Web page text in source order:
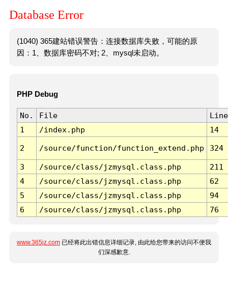
Database Error
(1040) 365建站错误警告：连接数据库失败，可能的原
因：1、数据库密码不对; 2、mysql未启动。
PHP Debug
No. File
Line
1
/index.php 14
2 /source/function/function_extend.php 324
3 /source/class/jzmysql.class.php
211
4
/source/class/jzmysql.class.php
62
5
/source/class/jzmysql.class.php
94
6
/source/class/jzmysql.class.php 76
www.365jz.com 已经将此出错信息详细记录, 由此给您带来的访问不便我
们深感歉意.